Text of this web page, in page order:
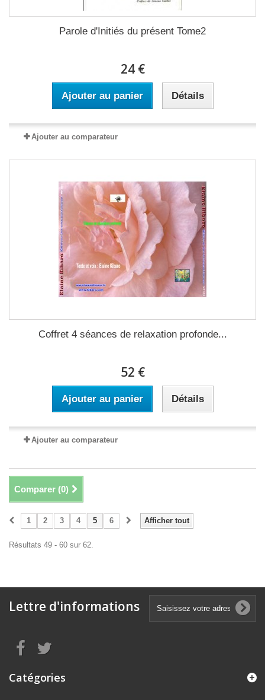
Parole d'Initiés du présent Tome2
24 €
Ajouter au panier Détails
Ajouter au comparateur
Coffret 4 séances de relaxation profonde...
52 €
Ajouter au panier Détails
Ajouter au comparateur
Comparer (0)
Afficher tout
1 2 3 4 5 6
Résultats 49 - 60 sur 62.
Lettre d'informations
Catégories